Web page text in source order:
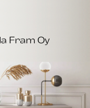
Fram Oy